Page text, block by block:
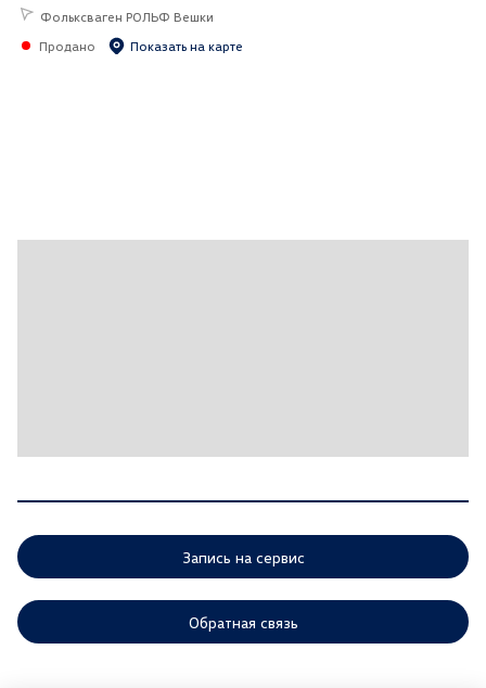
Фольксваген РОЛЬФ Вешки
Продано
Показать на карте
Запись на сервис
Обратная связь